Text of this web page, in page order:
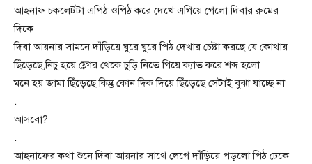
আহনাফ চকলেটটা এপিঠ ওপিঠ করে দেখে এগিয়ে গেলো দিবার রুমের
দিকে
দিবা আয়নার সামনে দাঁড়িয়ে ঘুরে ঘুরে পিঠ দেখার চেষ্টা করছে যে কোথায়
ছিঁড়েছে,নিচু হয়ে ফ্লোর থেকে চুড়ি নিতে গিয়ে ক্যাত করে শব্দ হলো
মনে হয় জামা ছিঁড়েছে কিন্তু কোন দিক দিয়ে ছিঁড়েছে সেটাই বুঝা যাচ্ছে না
.
আসবো?
.
আহনাফের কথা শুনে দিবা আয়নার সাথে লেগে দাঁড়িয়ে পড়লো পিঠ ঢেকে